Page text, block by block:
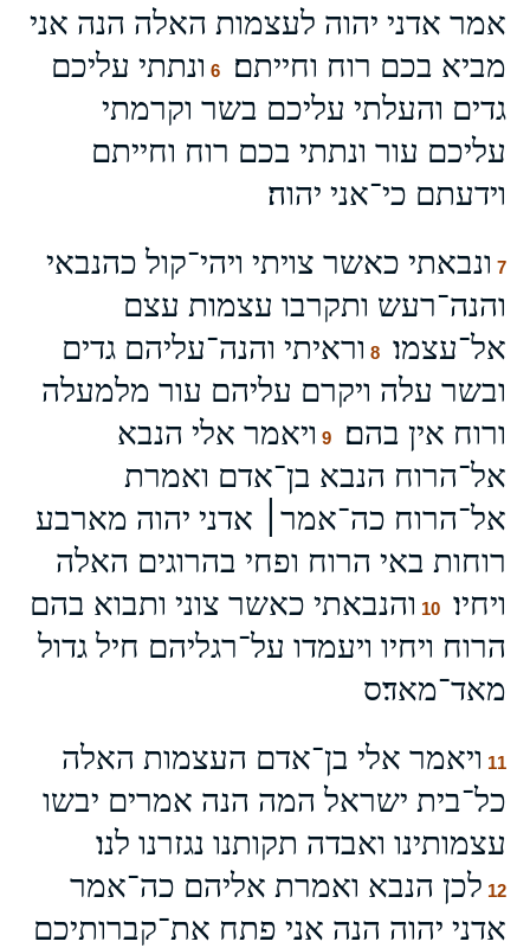
אמר אדני יהוה לעצמות האלה הנה אני
מביא בכם רוח וחייתם׃
6 ונתתי עליכם
גדים והעלתי עליכם בשר וקרמתי
עליכם עור ונתתי בכם רוח וחייתם
וידעתם כי־אני יהוה׃
7 ונבאתי כאשר צויתי ויהי־קול כהנבאי
והנה־רעש ותקרבו עצמות עצם
אל־עצמו׃
8 וראיתי והנה־עליהם גדים
ובשר עלה ויקרם עליהם עור מלמעלה
ורוח אין בהם׃
9 ויאמר אלי הנבא
אל־הרוח הנבא בן־אדם ואמרת
אל־הרוח כה־אמר׀ אדני יהוה מארבע
רוחות באי הרוח ופחי בהרוגים האלה
ויחיו׃
10 והנבאתי כאשר צוני ותבוא בהם
הרוח ויחיו ויעמדו על־רגליהם חיל גדול
מאד־מאד׃ס
11 ויאמר אלי בן־אדם העצמות האלה
כל־בית ישראל המה הנה אמרים יבשו
עצמותינו ואבדה תקותנו נגזרנו לנו׃
12 לכן הנבא ואמרת אליהם כה־אמר
אדני יהוה הנה אני פתח את־קברותיכם